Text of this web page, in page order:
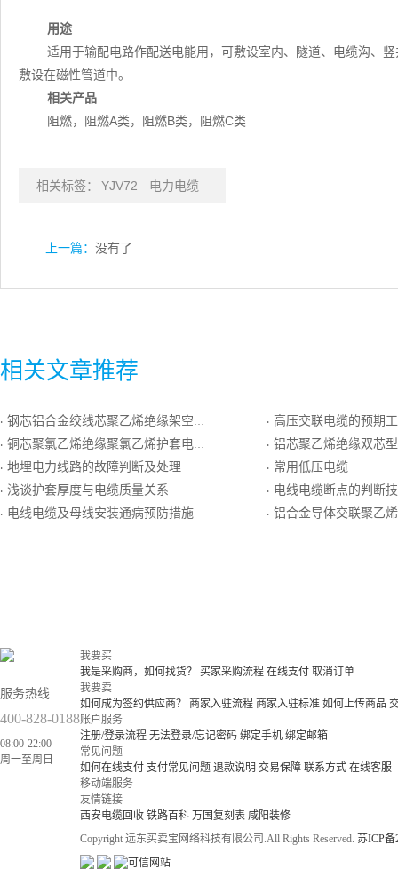
用途
适用于输配电路作配送电能用，可敷设室内、隧道、电缆沟、
敷设在磁性管道中。
相关产品
阻燃，阻燃A类，阻燃B类，阻燃C类
相关标签： YJV72 电力电缆
上一篇： 没有了
相关文章推荐
· 钢芯铝合金绞线芯聚乙烯绝缘架空电缆JKLHGY
· 铜芯聚氯乙烯绝缘聚氯乙烯护套电力电缆
· 地埋电力线路的故障判断及处理
· 浅谈护套厚度与电缆质量关系
· 电线电缆及母线安装通病预防措施
· 高压交联电缆的预期
· 铝芯聚乙烯绝缘双芯型
· 常用低压电缆
· 电线电缆断点的判断
· 铝合金导体交联聚乙烯绝缘低烟无卤聚烯烃护
服务热线
400-828-0188
08:00-22:00
周一至周日
我要买
我是采购商，如何找货？
买家采购流程 在线支付 取消订单
我要卖
如何成为签约供应商？
商家入驻流程 商家入驻标准 如何上传商品
账户服务
注册/登录流程 无法登录/忘记密码 绑定手机 绑定邮箱
常见问题
如何在线支付 支付常见问题 退款说明 交易保障 联系方式 在线客服
移动端服务
友情链接
西安电缆回收 铁路百科 万国复刻表 咸阳装修
Copyright 远东买卖宝网络科技有限公司.All Rights Reserved. 苏ICP备